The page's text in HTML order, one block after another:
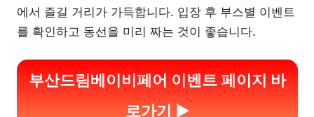
에서 즐길 거리가 가득합니다. 입장 후 부스별 이벤트
를 확인하고 동선을 미리 짜는 것이 좋습니다.
부산드림베이비페어 이벤트 페이지 바
로가기 ▶